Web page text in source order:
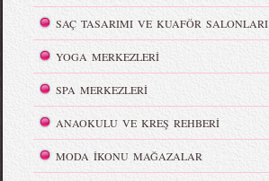
SAÇ TASARIMI VE KUAFÖR SALONLARI
YOGA MERKEZLERİ
SPA MERKEZLERİ
ANAOKULU VE KREŞ REHBERİ
MODA İKONU MAĞAZALAR